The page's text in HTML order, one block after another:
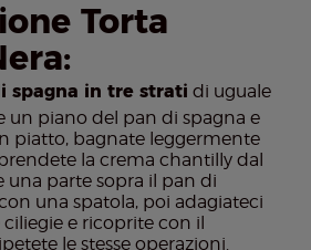
Torta
spagna in tre strati di uguale
un piano del pan di spagna e
piatto, bagnate leggermente
la crema chantilly dal
parte sopra il pan di
una spatola, poi adagiateci
e ricoprite con il
le stesse operazioni.